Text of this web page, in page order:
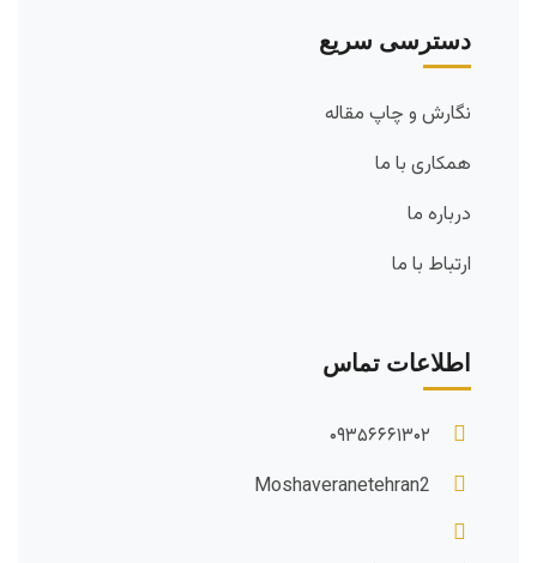
دسترسی سریع
نگارش و چاپ مقاله
همکاری با ما
درباره ما
ارتباط با ما
اطلاعات تماس
۰۹۳۵۶۶۶۱۳۰۲
Moshaveranetehran2